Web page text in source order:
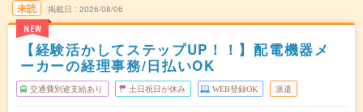
未読
NEW
掲載日 2026/08/06
【経験活かしてステップUP！！】配電機器メ
ーカーの経理事務/日払いOK
交通費別途支給あり 土日祝日が休み WEB登録OK 派遣